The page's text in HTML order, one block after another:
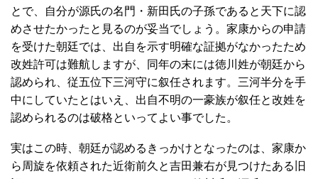
とで、自分が源氏の名門・新田氏の子孫であると天下に認
めさせたかったと見るのが妥当でしょう。家康からの申請
を受けた朝廷では、出自を示す明確な証拠がなかったため
改姓許可は難航しますが、同年の末には徳川姓が朝廷から
認められ、従五位下三河守に叙任されます。三河半分を手
中にしていたとはいえ、出自不明の一豪族が叙任と改姓を
認められるのは破格といってよい事でした。
実はこの時、朝廷が認めるきっかけとなったのは、家康か
ら周旋を依頼された近衛前久と吉田兼右が見つけたある旧